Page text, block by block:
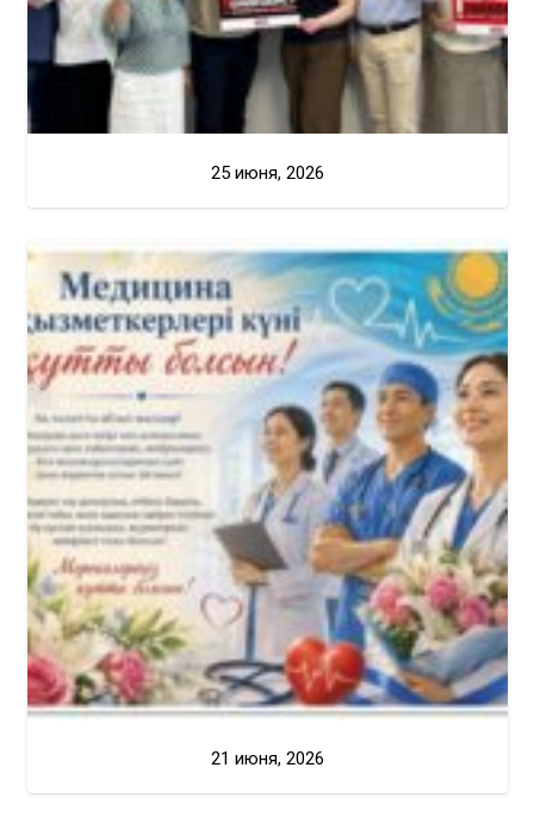
25 июня, 2026
21 июня, 2026